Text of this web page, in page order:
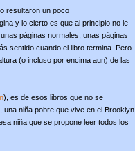
resultaron un poco
y lo cierto es que al principio no le
páginas normales, unas páginas
sentido cuando el libro termina. Pero
(o incluso por encima aun) de las
), es de esos libros que no se
niña pobre que vive en el Brooklyn
niña que se propone leer todos los